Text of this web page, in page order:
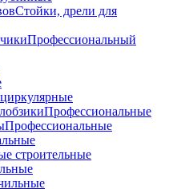
Стойки, дрели для
Профессиональный
Профессиональные
Профессиональные
строительные